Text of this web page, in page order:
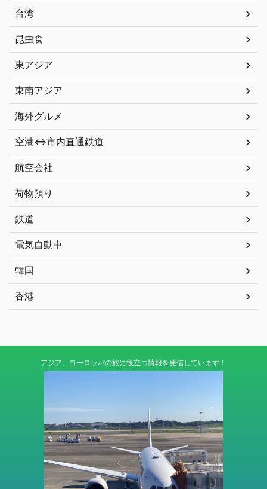
台湾
昆虫食
東アジア
東南アジア
海外グルメ
空港⇔市内直通鉄道
航空会社
荷物預り
鉄道
電気自動車
韓国
香港
アジア、ヨーロッパの旅に役立つ情報を発信しています！